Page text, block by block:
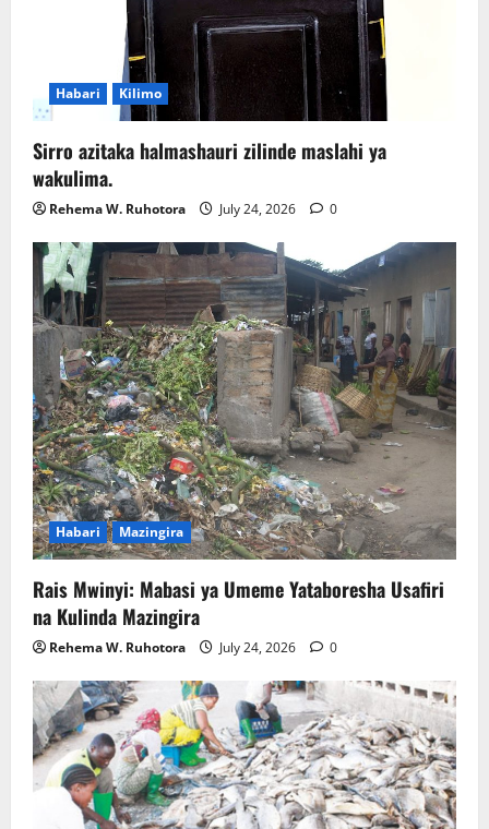
Habari Kilimo
Sirro azitaka halmashauri zilinde maslahi ya
wakulima.
Rehema W. Ruhotora July 24, 2026 0
Habari Mazingira
Rais Mwinyi: Mabasi ya Umeme Yataboresha Usafiri
na Kulinda Mazingira
Rehema W. Ruhotora July 24, 2026 0